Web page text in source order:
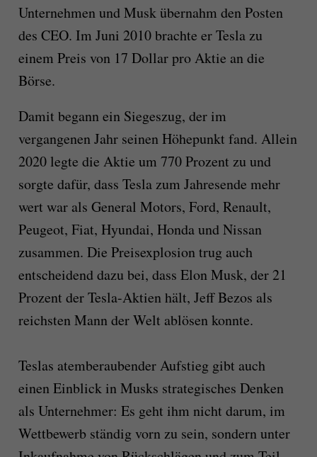
Unternehmen und Musk übernahm den Posten
des CEO. Im Juni 2010 brachte er Tesla zu
einem Preis von 17 Dollar pro Aktie an die
Börse.
Damit begann ein Siegeszug, der im
vergangenen Jahr seinen Höhepunkt fand. Allein
2020 legte die Aktie um 770 Prozent zu und
sorgte dafür, dass Tesla zum Jahresende mehr
wert war als General Motors, Ford, Renault,
Peugeot, Fiat, Hyundai, Honda und Nissan
zusammen. Die Preisexplosion trug auch
entscheidend dazu bei, dass Elon Musk, der 21
Prozent der Tesla-Aktien hält, Jeff Bezos als
reichsten Mann der Welt ablösen konnte.
Teslas atemberaubender Aufstieg gibt auch
einen Einblick in Musks strategisches Denken
als Unternehmer: Es geht ihm nicht darum, im
Wettbewerb ständig vorn zu sein, sondern unter